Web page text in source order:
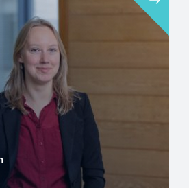
producten worden
materialen. Het...